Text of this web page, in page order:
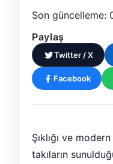
Son güncelleme:
Paylaş
Twitter / X
Facebook
Şıklığı ve
takıların